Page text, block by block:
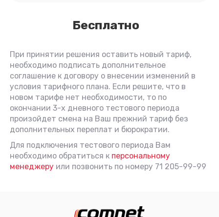
Бесплатно
При принятии решения оставить новый тариф,
необходимо подписать дополнительное
соглашение к договору о внесении изменений в
условия тарифного плана. Если решите, что в
новом тарифе нет необходимости, то по
окончании 3-х дневного тестового периода
произойдет смена на Ваш прежний тариф без
дополнительных переплат и бюрократии.
Для подключения тестового периода Вам
необходимо обратиться к персональному
менеджеру или позвонить по номеру 71 205-99-99